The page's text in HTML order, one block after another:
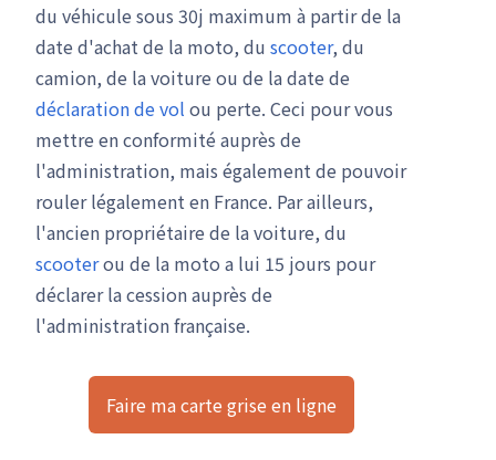
du véhicule sous 30j maximum à partir de la
date d'achat de la moto, du scooter, du
camion, de la voiture ou de la date de
déclaration de vol ou perte. Ceci pour vous
mettre en conformité auprès de
l'administration, mais également de pouvoir
rouler légalement en France. Par ailleurs,
l'ancien propriétaire de la voiture, du
scooterou de la moto a lui 15 jours pour
déclarer la cession auprès de
l'administration française.
Faire ma carte grise en ligne